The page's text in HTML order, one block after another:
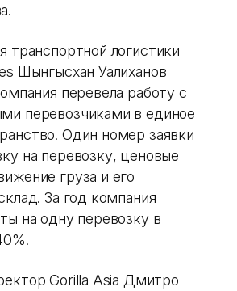
транспортной логистики
Шынгысхан Уалиханов
перевела работу с
перевозчиками в единое
Один номер заявки
на перевозку, ценовые
груза и его
За год компания
на одну перевозку в
Gorilla Asia Дмитро